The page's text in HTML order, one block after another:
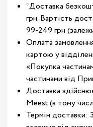
*Доставка
грн. Вартість
99-249 грн
Оплата
картою у
«Покупка
частинами від
Доставка
Meest (в тому
Термін доставки: